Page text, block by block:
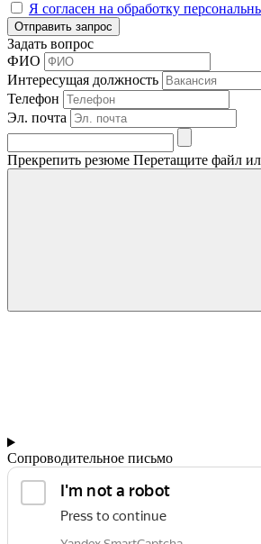
Я согласен на обработку
Отправить запрос
Задать вопрос
ФИО
Интересущая должность
Телефон
Эл. почта
Прекрепить резюме Перетащите файл
Сопроводительное письмо